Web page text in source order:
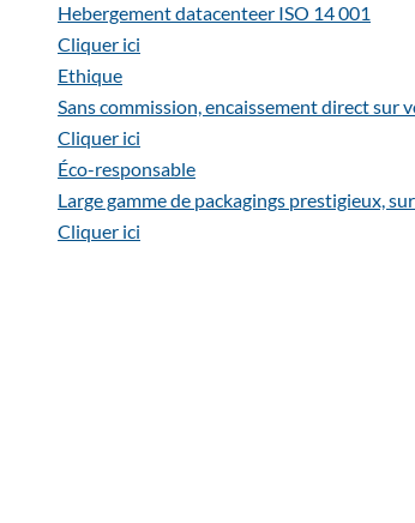
Hebergement datacenteer ISO 14 001
Cliquer ici
Ethique
Sans commission, encaissement direct sur
Cliquer ici
Éco-responsable
Large gamme de packagings prestigieux,
Cliquer ici